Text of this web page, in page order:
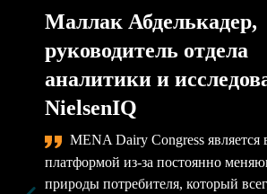
Маллак Абделькадер,
руководитель отдела
аналитики и
NielsenIQ
MENA Dairy Congress является
платформой из-за постоянно
природы потребителя, который